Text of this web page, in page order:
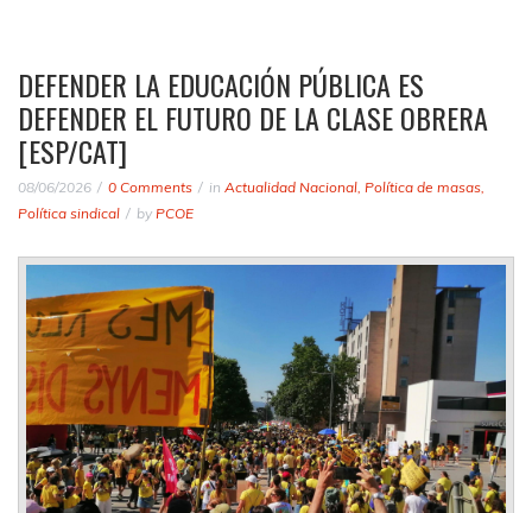
DEFENDER LA EDUCACIÓN PÚBLICA ES
DEFENDER EL FUTURO DE LA CLASE OBRERA
[ESP/CAT]
08/06/2026 0 Comments in Actualidad Nacional, Política de masas,
Política sindical
by PCOE